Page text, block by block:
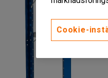
Cookie-